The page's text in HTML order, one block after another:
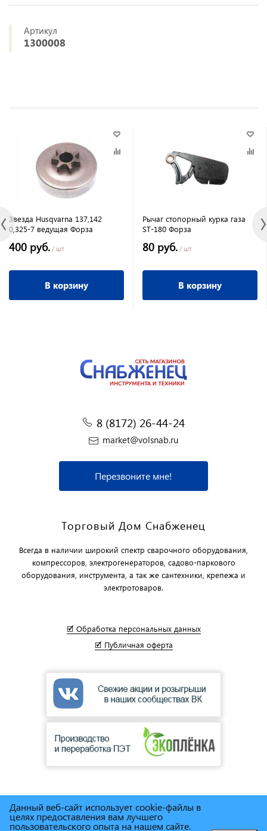
Артикул
1300008
Звезда Husqvarna 137,142
0,325-7 ведущая Форза
400 руб. / шт
В корзину
Рычаг стопорный курка газа
ST-180 Форза
80 руб. / шт
В корзину
8 (8172) 26-44-24
market@volsnab.ru
Перезвоните мне!
Торговый Дом Снабженец
Всегда в наличии широкий спектр сварочного оборудования,
компрессоров, электрогенераторов, садово-паркового
оборудования, инструмента, а так же сантехники, крепежа и
электротоваров.
🗹 Обработка персональных данных
🗹 Публичная оферта
© Сеть магазинов инструмента и техники"Торговый дом
Снабженец" 1995г. - 2025г.
Данный веб-сайт использует cookie-файлы в
целях предоставления вам лучшего
пользовательского опыта на нашем сайте.